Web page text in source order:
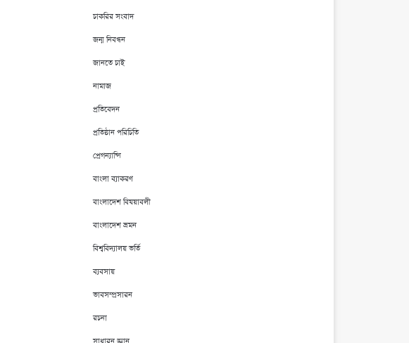
চাকরির সংবাদ
জন্ম নিবন্ধন
জানতে চাই
নামাজ
প্রতিবেদন
প্রতিষ্ঠান পরিচিতি
প্রেগন্যান্সি
বাংলা ব্যাকরণ
বাংলাদেশ বিষয়াবলী
বাংলাদেশ ভ্রমন
বিশ্ববিদ্যালয় ভর্তি
ব্যবসায়
ভাবসম্প্রসারন
রচনা